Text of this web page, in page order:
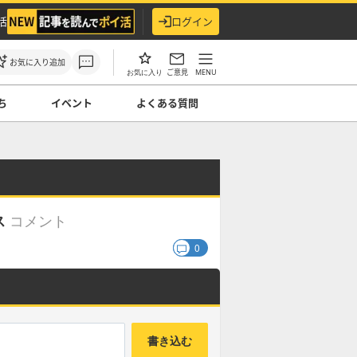
ログイン
お気に入り追加
お気に入り ご意見 MENU
イベント よくある質問
コメント
0
書き込む